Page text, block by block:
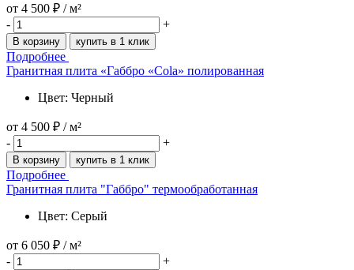
от 4 500 ₽ / м²
-
+
В корзину купить в 1 клик
Подробнее
Гранитная плита «Габбро «Cola» полированная
Цвет: Черный
от 4 500 ₽ / м²
-
+
В корзину купить в 1 клик
Подробнее
Гранитная плита "Габбро" термообработанная
Цвет: Серый
от 6 050 ₽ / м²
-
+